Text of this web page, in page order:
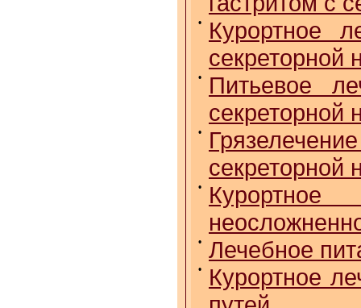
•
Курортное
секреторной
•
Питьевое
секреторной
•
секреторной
•
• Лечебное
•
Курортное